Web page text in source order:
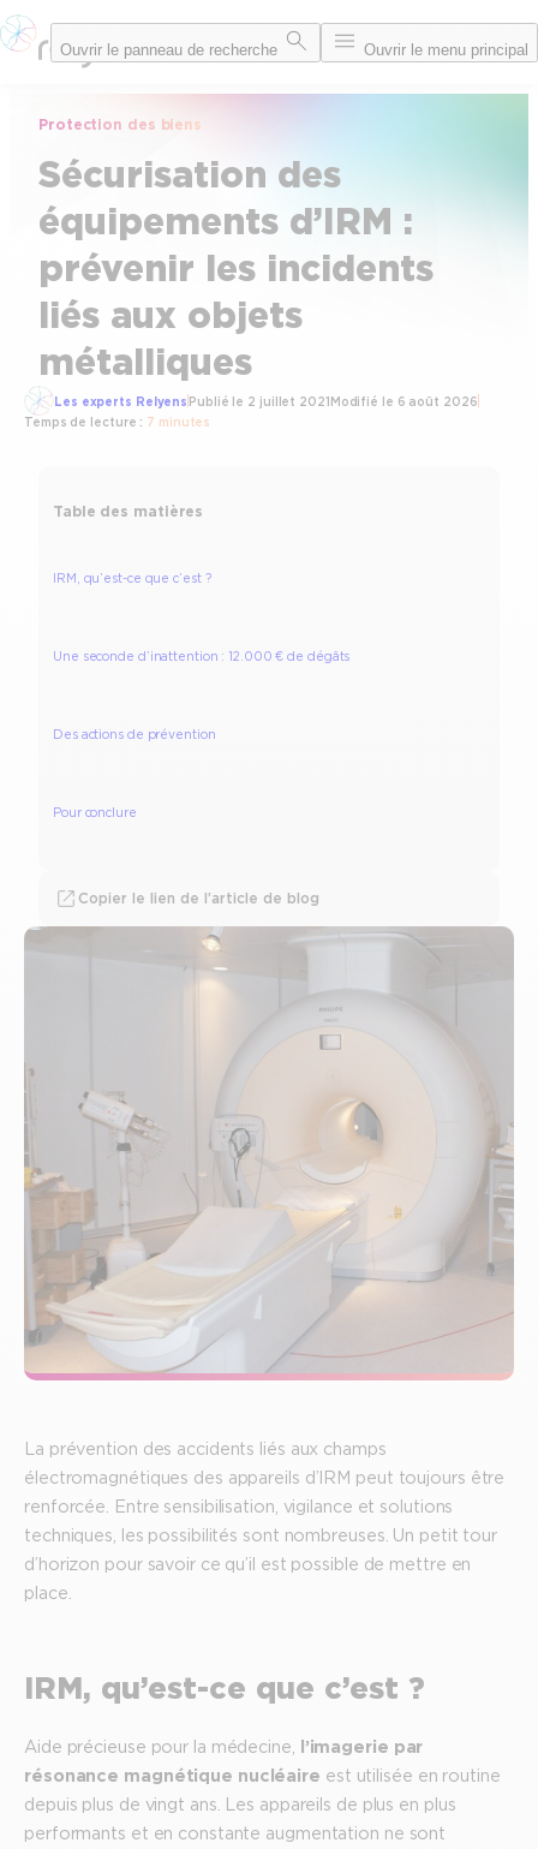
Aller
au
Ouvrir le panneau de recherche Ouvrir le menu principal
Protection des biens
Sécurisation des
équipements d’IRM :
prévenir les incidents
liés aux objets
métalliques
Les experts Relyens Publié le 2 juillet 2021Modifié le 6 août 2026
Temps de lecture : 7 minutes
La prévention des accidents liés aux champs
électromagnétiques des appareils d’IRM peut toujours être
renforcée. Entre sensibilisation, vigilance et solutions
techniques, les possibilités sont nombreuses. Un petit tour
d’horizon pour savoir ce qu’il est possible de mettre en
place.
IRM, qu’est-ce que c’est ?
Aide précieuse pour la médecine, l’imagerie par
résonance magnétique nucléaire est utilisée en routine
depuis plus de vingt ans. Les appareils de plus en plus
performants et en constante augmentation ne sont
Table des matières
IRM, qu’est-ce que c’est ?
Une seconde d’inattention : 12.000 € de dégâts
Des actions de prévention
Pour conclure
Copier le lien de l’article de blog